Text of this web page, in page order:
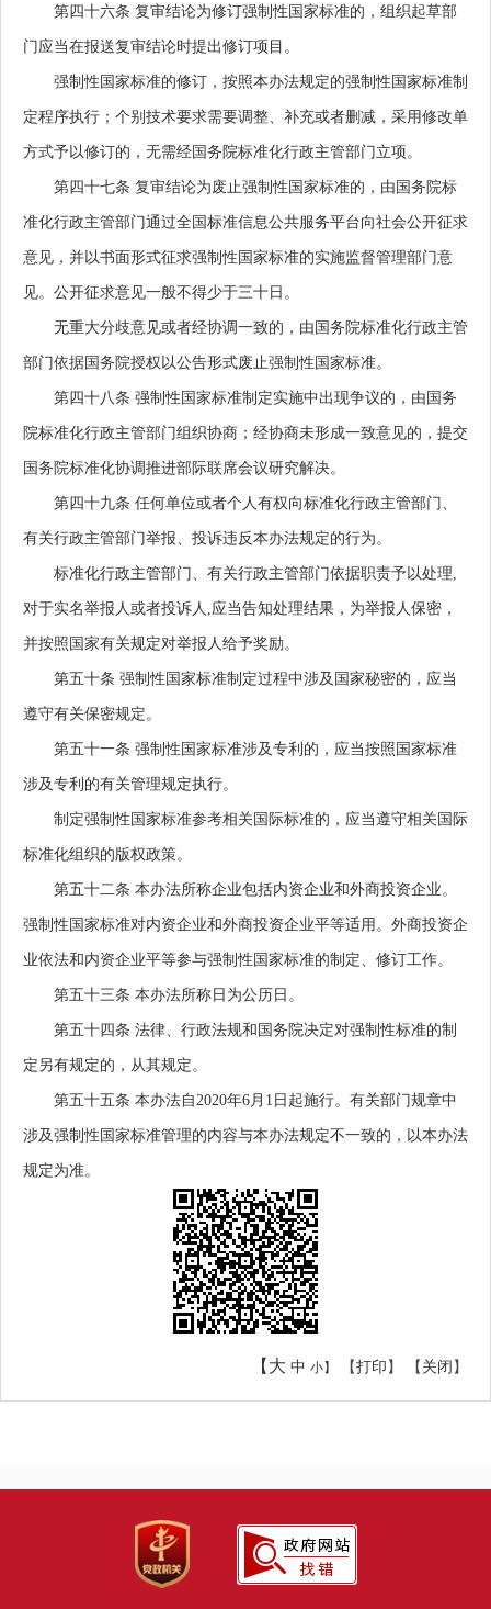
第四十六条 复审结论为修订强制性国家标准的，组织起草部
门应当在报送复审结论时提出修订项目。
强制性国家标准的修订，按照本办法规定的强制性国家标准制
定程序执行；个别技术要求需要调整、补充或者删减，采用修改单
方式予以修订的，无需经国务院标准化行政主管部门立项。
第四十七条 复审结论为废止强制性国家标准的，由国务院标
准化行政主管部门通过全国标准信息公共服务平台向社会公开征求
意见，并以书面形式征求强制性国家标准的实施监督管理部门意
见。公开征求意见一般不得少于三十日。
无重大分歧意见或者经协调一致的，由国务院标准化行政主管
部门依据国务院授权以公告形式废止强制性国家标准。
第四十八条 强制性国家标准制定实施中出现争议的，由国务
院标准化行政主管部门组织协商；经协商未形成一致意见的，提交
国务院标准化协调推进部际联席会议研究解决。
第四十九条 任何单位或者个人有权向标准化行政主管部门、
有关行政主管部门举报、投诉违反本办法规定的行为。
标准化行政主管部门、有关行政主管部门依据职责予以处理,
对于实名举报人或者投诉人,应当告知处理结果，为举报人保密，
并按照国家有关规定对举报人给予奖励。
第五十条 强制性国家标准制定过程中涉及国家秘密的，应当
遵守有关保密规定。
第五十一条 强制性国家标准涉及专利的，应当按照国家标准
涉及专利的有关管理规定执行。
制定强制性国家标准参考相关国际标准的，应当遵守相关国际
标准化组织的版权政策。
第五十二条 本办法所称企业包括内资企业和外商投资企业。
强制性国家标准对内资企业和外商投资企业平等适用。外商投资企
业依法和内资企业平等参与强制性国家标准的制定、修订工作。
第五十三条 本办法所称日为公历日。
第五十四条 法律、行政法规和国务院决定对强制性标准的制
定另有规定的，从其规定。
第五十五条 本办法自2020年6月1日起施行。有关部门规章中
涉及强制性国家标准管理的内容与本办法规定不一致的，以本办法
规定为准。
【大 中 小】 【打印 】 【 关闭 】